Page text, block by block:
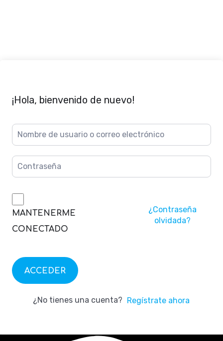
¡Hola, bienvenido de nuevo!
MANTENERME
CONECTADO
¿Contraseña
olvidada?
ACCEDER
¿No tienes una cuenta? Regístrate ahora